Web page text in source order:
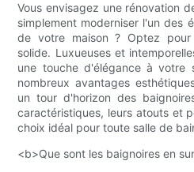
Vous envisagez une rénovation
simplement moderniser l'un des
de votre maison ? Optez
solide. Luxueuses et
une touche d'élégance à
nombreux avantages
un tour d'horizon des
caractéristiques, leurs atouts et
choix idéal pour toute salle de
<b>Que sont les baignoires en